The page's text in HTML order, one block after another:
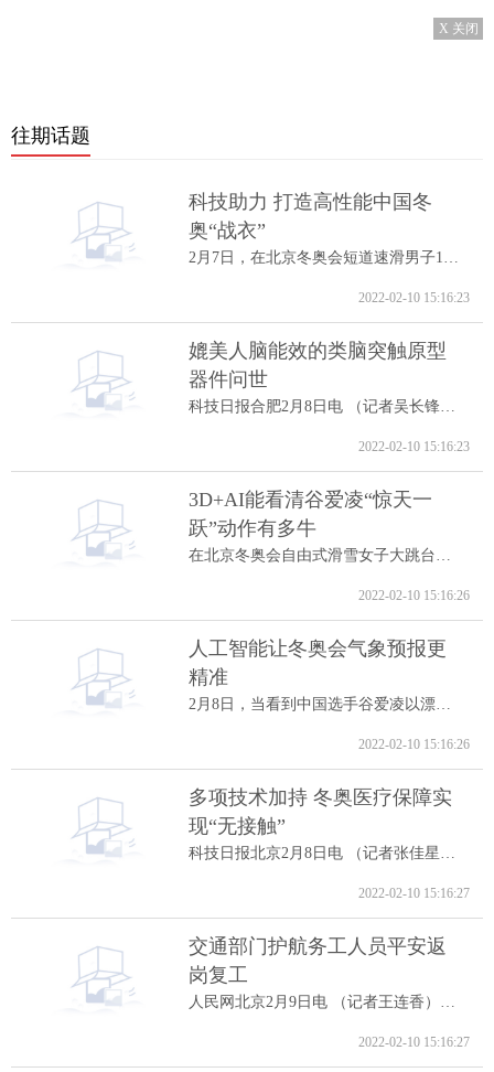
X 关闭
往期话题
科技助力 打造高性能中国冬
奥“战衣”
2022-02-10 15:16:23
媲美人脑能效的类脑突触原型
器件问世
2022-02-10 15:16:23
3D+AI能看清谷爱凌“惊天一
跃”动作有多牛
2022-02-10 15:16:26
人工智能让冬奥会气象预报更
精准
2022-02-10 15:16:26
多项技术加持 冬奥医疗保障实
现“无接触”
2022-02-10 15:16:27
交通部门护航务工人员平安返
岗复工
2022-02-10 15:16:27